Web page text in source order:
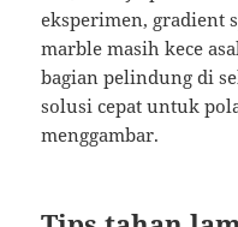
eksperimen, gradient
marble masih kece
bagian pelindung di
solusi cepat untuk
menggambar.